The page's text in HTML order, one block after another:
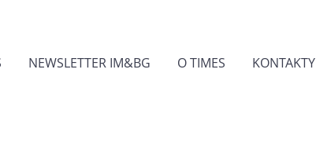
NEWSLETTER IM&BG O TIMES KONTAKTY